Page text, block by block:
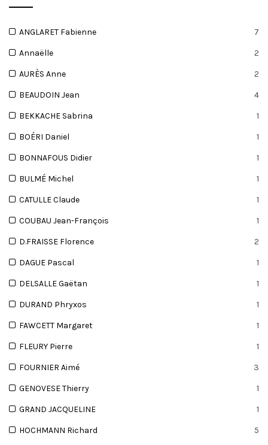
ANGLARET Fabienne 7
Annaëlle 2
AURÈS Anne 2
BEAUDOIN Jean 4
BEKKACHE Sabrina 1
BOÉRI Daniel 1
BONNAFOUS Didier 1
BULMÉ Michel 1
CATULLE Claude 1
COUBAU Jean-François 1
D.FRAISSE Florence 2
DAGUE Pascal 1
DELSALLE Gaëtan 1
DURAND Phryxos 1
FAWCETT Margaret 1
FLEURY Pierre 1
FOURNIER Aimé 3
GENOVESE Thierry 1
GRAND JACQUELINE 1
HOCHMANN Richard 5